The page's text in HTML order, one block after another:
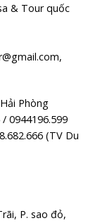
& Tour quốc
Phòng
0944196.599
(TV Du
P. sao đỏ,